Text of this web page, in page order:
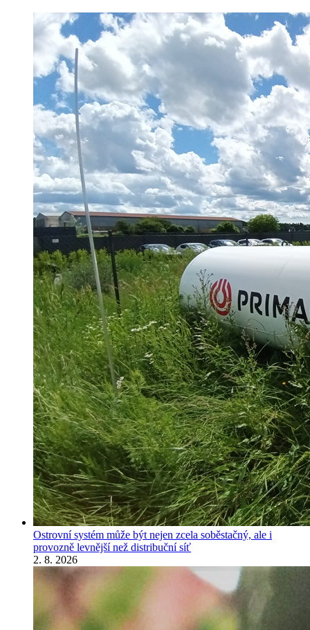
Ostrovní systém může být nejen zcela soběstačný, ale i
provozně levnější než distribuční síť
2. 8. 2026